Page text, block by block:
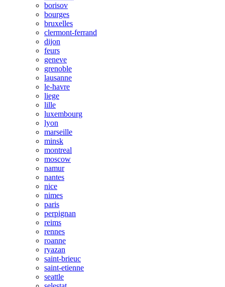
borisov
bourges
bruxelles
clermont-ferrand
dijon
feurs
geneve
grenoble
lausanne
le-havre
liege
lille
luxembourg
lyon
marseille
minsk
montreal
moscow
namur
nantes
nice
nimes
paris
perpignan
reims
rennes
roanne
ryazan
saint-brieuc
saint-etienne
seattle